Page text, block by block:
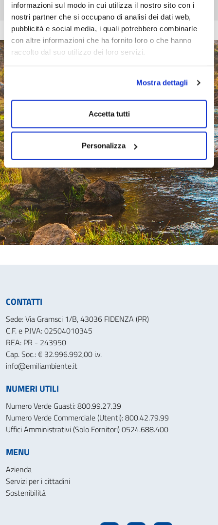
informazioni sul modo in cui utilizza il nostro sito con i
nostri partner che si occupano di analisi dei dati web,
pubblicità e social media, i quali potrebbero combinarle
con altre informazioni che ha fornito loro o che hanno
raccolto dal suo utilizzo dei loro servizi.
Mostra dettagli
Accetta tutti
Personalizza
CONTATTI
Sede: Via Gramsci 1/B, 43036 FIDENZA (PR)
C.F. e P.IVA: 02504010345
REA: PR - 243950
Cap. Soc.: € 32.996.992,00 i.v.
info@emiliambiente.it
NUMERI UTILI
Numero Verde Guasti: 800.99.27.39
Numero Verde Commerciale (Utenti): 800.42.79.99
Uffici Amministrativi (Solo Fornitori) 0524.688.400
MENU
Azienda
Servizi per i cittadini
Sostenibilità